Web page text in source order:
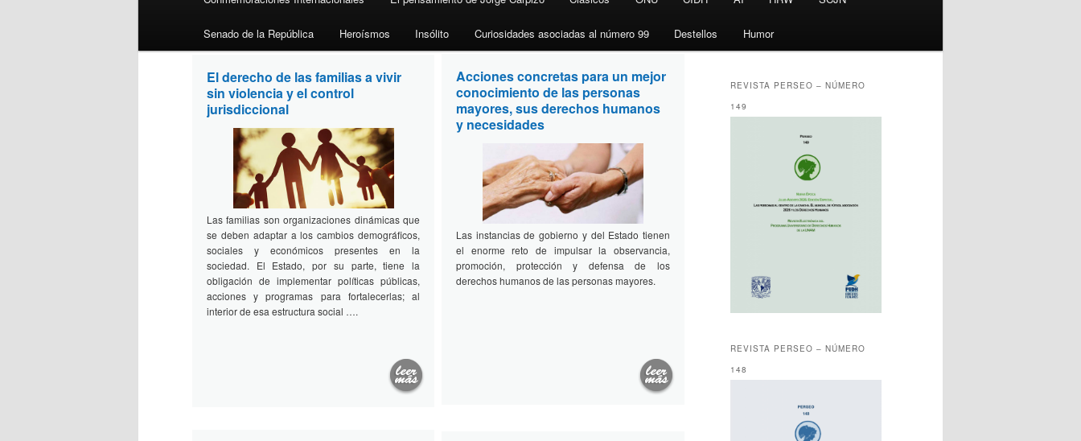
Senado de la República Heroísmos Insólito Curiosidades asociadas al número 99 Destellos Humor
Perseo 99
El derecho de las familias a vivir
sin violencia y el control
jurisdiccional
Las familias son organizaciones dinámicas que
se deben adaptar a los cambios demográficos,
sociales y económicos presentes en la
sociedad. El Estado, por su parte, tiene la
obligación de implementar políticas públicas,
acciones y programas para fortalecerlas; al
interior de esa estructura social ….
Acciones concretas para un mejor
conocimiento de las personas
mayores, sus derechos humanos
y necesidades
Las instancias de gobierno y del Estado tienen
el enorme reto de impulsar la observancia,
promoción, protección y defensa de los
derechos humanos de las personas mayores.
REVISTA PERSEO – NÚMERO
149
REVISTA PERSEO – NÚMERO
148